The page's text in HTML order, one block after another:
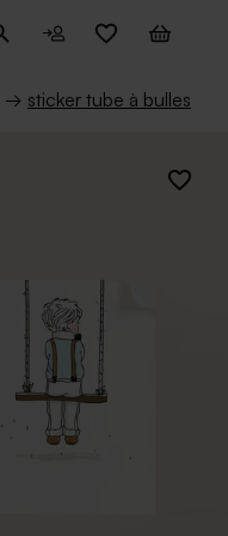
→ sticker tube à bulles